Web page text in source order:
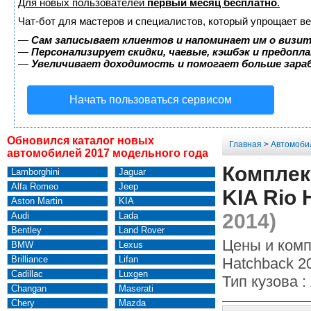
Для новых пользователей первый месяц бесплатно.
Чат-бот для мастеров и специалистов, который упрощает
— Сам записывает клиентов и напоминает им о
— Персонализирует скидки, чаевые, кэшбэк и
— Увеличивает доходимость и помогает больше
Начать пользоваться сервисом
Обновился каталог новых
автомобилей 2017 модельного года
Lamborghini
Alfa Romeo
Aston Martin
Audi
Bentley
BMW
Brilliance
Cadillac
Changan
Chery
Jaguar
Jeep
KIA
Lada
Land Rover
Lexus
Lifan
Luxgen
Maserati
Mazda
Главная >
KIA Rio
2014)
Цены и
Hatchback
Тип кузова :